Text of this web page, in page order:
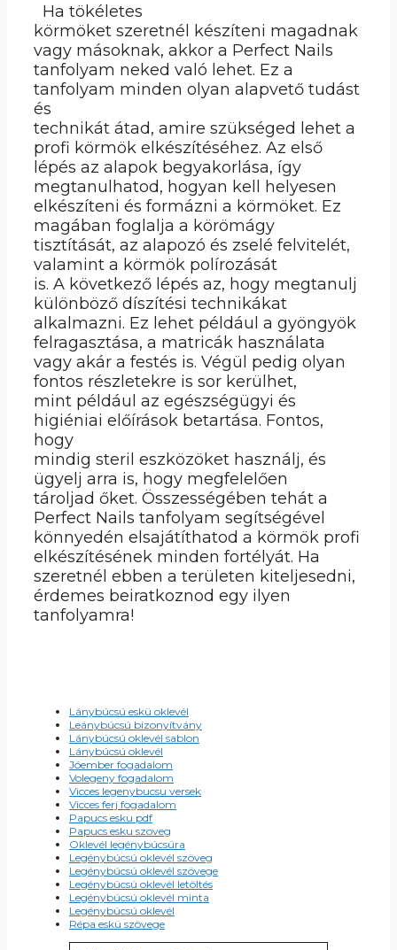
Ha tökéletes
körmöket szeretnél készíteni magadnak
vagy másoknak, akkor a Perfect Nails
tanfolyam neked való lehet. Ez a
tanfolyam minden olyan alapvető tudást
és
technikát átad, amire szükséged lehet a
profi körmök elkészítéséhez. Az első
lépés az alapok begyakorlása, így
megtanulhatod, hogyan kell helyesen
elkészíteni és formázni a körmöket. Ez
magában foglalja a körömágy
tisztítását, az alapozó és zselé felvitelét,
valamint a körmök polírozását
is. A következő lépés az, hogy megtanulj
különböző díszítési technikákat
alkalmazni. Ez lehet például a gyöngyök
felragasztása, a matricák használata
vagy akár a festés is. Végül pedig olyan
fontos részletekre is sor kerülhet,
mint például az egészségügyi és
higiéniai előírások betartása. Fontos,
hogy
mindig steril eszközöket használj, és
ügyelj arra is, hogy megfelelően
tároljad őket. Összességében tehát a
Perfect Nails tanfolyam segítségével
könnyedén elsajátíthatod a körmök profi
elkészítésének minden fortélyát. Ha
szeretnél ebben a területen kiteljesedni,
érdemes beiratkoznod egy ilyen
tanfolyamra!
Lánybúcsú eskü oklevél
Leánybúcsú bizonyítvány
Lánybúcsú oklevél sablon
Lánybúcsú oklevél
Jóember fogadalom
Volegeny fogadalom
Vicces legenybucsu versek
Vicces ferj fogadalom
Papucs esku pdf
Papucs esku szoveg
Oklevél legénybúcsúra
Legénybúcsú oklevél szöveg
Legénybúcsú oklevél szövege
Legénybúcsú oklevél letöltés
Legénybúcsú oklevél minta
Legénybúcsú oklevél
Répa eskü szövege